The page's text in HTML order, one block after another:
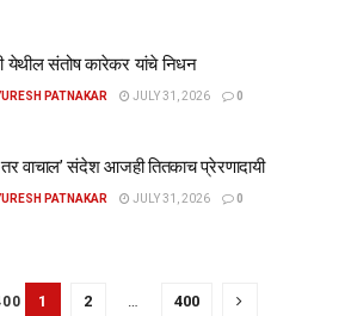
येथील संतोष कारेकर यांचे निधन
PATNAKAR JULY 31, 2026 0
वाचाल’ संदेश आजही तितकाच प्रेरणादायी
PATNAKAR JULY 31, 2026 0
1 2 400